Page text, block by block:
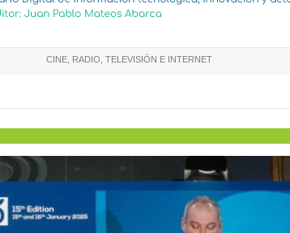
CINE, RADIO, TELEVISIÓN E INTERNET